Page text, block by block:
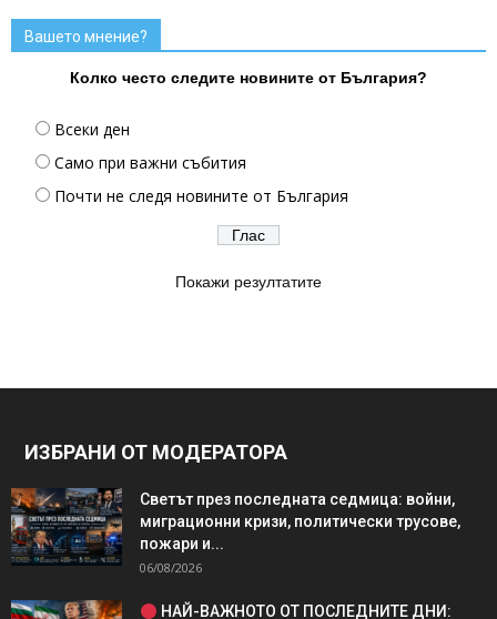
Вашето мнение?
Колко често следите новините от България?
Всеки ден
Само при важни събития
Почти не следя новините от България
Покажи резултатите
ИЗБРАНИ ОТ МОДЕРАТОРА
Светът през последната седмица: войни,
миграционни кризи, политически трусове,
пожари и...
06/08/2026
НАЙ-ВАЖНОТО ОТ ПОСЛЕДНИТЕ ДНИ: